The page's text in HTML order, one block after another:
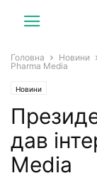
Головна Новини
Pharma Media
Новини
дав
Media